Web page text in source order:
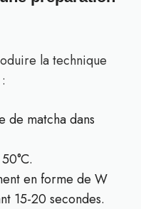
la technique
de matcha dans
en forme de W
15-20 secondes.